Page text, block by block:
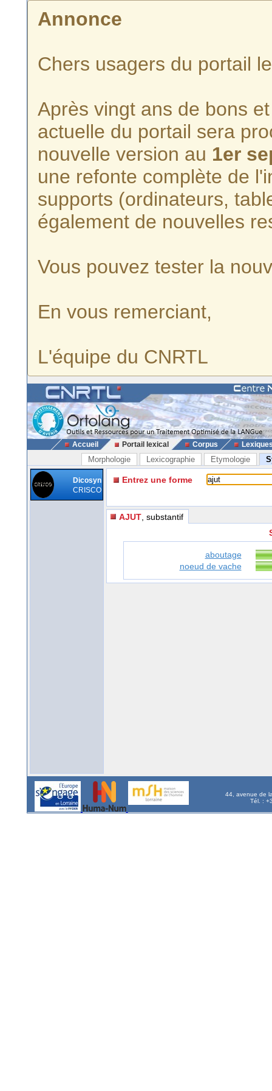
Annonce
Chers usagers du portail
Après vingt ans de bons
actuelle du portail sera
nouvelle version au 1er
une refonte complète de
supports (ordinateurs,
également de nouvelles
Vous pouvez tester la
En vous remerciant,
L'équipe du CNRTL
Accueil Portail lexical Corpus
Morphologie Lexicographie Etymologie
Dicosyn
CRISCO
Entrez une forme
AJUT , substantif
aboutage
noeud de vache
44, avenue de
Tél. :